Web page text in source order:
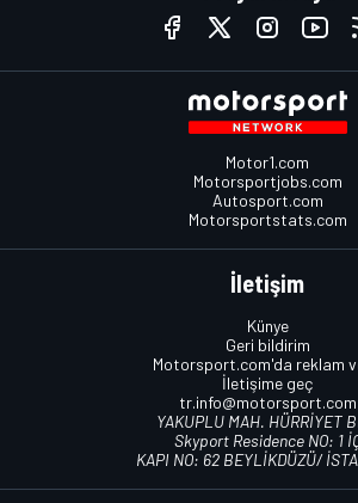
Motor1.com
Motorsportjobs.com
Autosport.com
Motorsportstats.com
İletişim
Künye
Geri bildirim
Motorsport.com'da reklam
İletişime geç
tr.info@motorsport.com
YAKUPLU MAH. HÜRRİYET
Skyport Residence NO: 1
KAPI NO: 62 BEYLİKDÜZÜ/